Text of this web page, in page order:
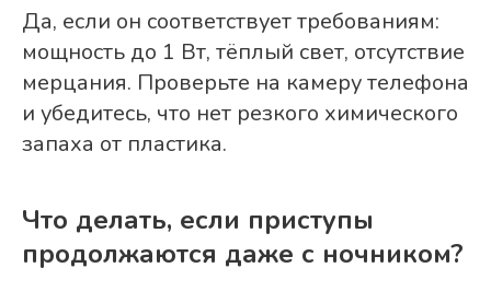
Да, если он соответствует требованиям:
мощность до 1 Вт, тёплый свет, отсутствие
мерцания. Проверьте на камеру телефона
и убедитесь, что нет резкого химического
запаха от пластика.
Что делать, если приступы
продолжаются даже с ночником?